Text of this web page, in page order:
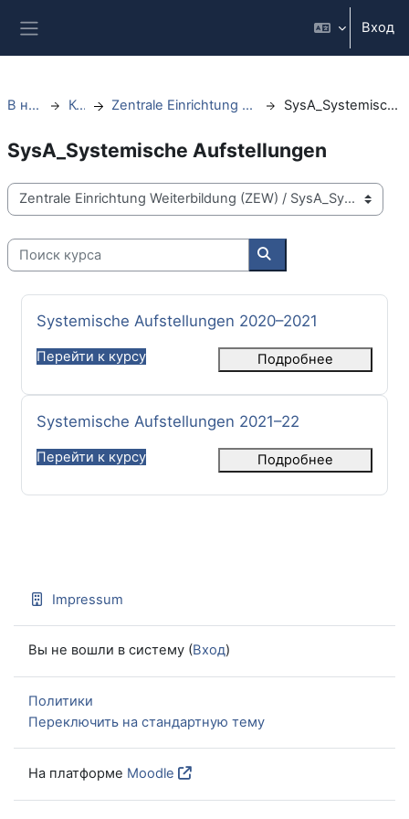
Вход
В начало Курсы Zentrale Einrichtung Weiterbildung (ZEW) SysA_Systemische Aufstellungen
SysA_Systemische Aufstellungen
Категории курсов
Поиск курса
Поиск курса
Название курса
Systemische Aufstellungen 2020–2021
Перейти к курсу Подробнее
Название курса
Systemische Aufstellungen 2021–22
Перейти к курсу Подробнее
Impressum
Вы не вошли в систему (Вход)
Политики
Переключить на стандартную тему
На платформе Moodle